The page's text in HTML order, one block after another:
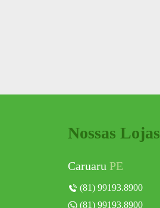
Nossas Lojas
Caruaru PE
(81) 99193.8900
(81) 99193.8900